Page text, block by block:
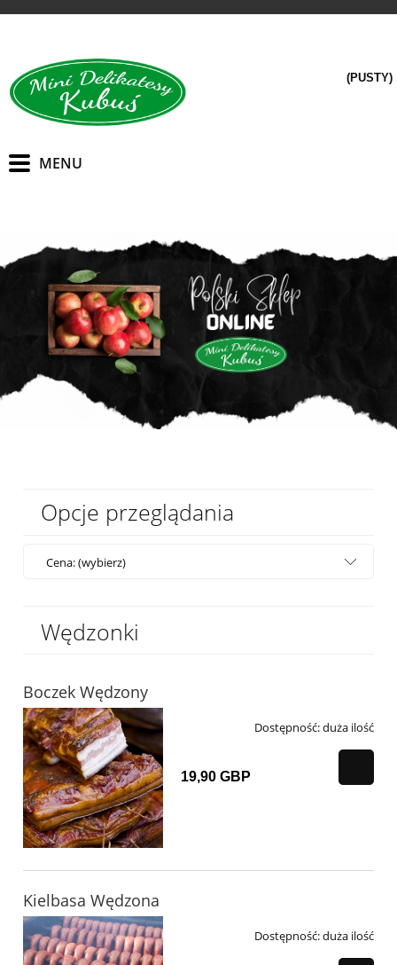
(PUSTY)
Opcje przeglądania
Cena: (wybierz)
Wędzonki
Boczek Wędzony
Dostępność:duża ilość
19,90 GBP
Kielbasa Wędzona
Dostępność:duża ilość